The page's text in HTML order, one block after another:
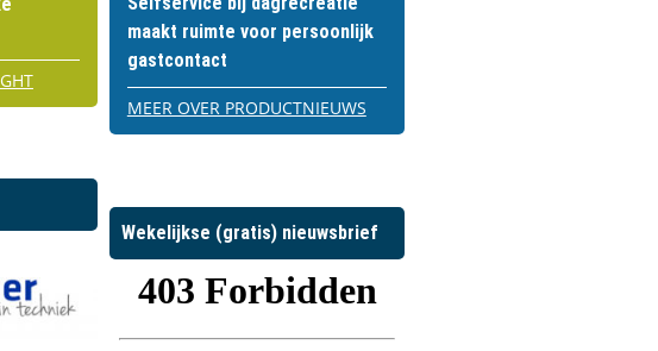
maakt ruimte voor persoonlijk
gastcontact
MEER OVER PRODUCTNIEUWS
Wekelijkse (gratis) nieuwsbrief